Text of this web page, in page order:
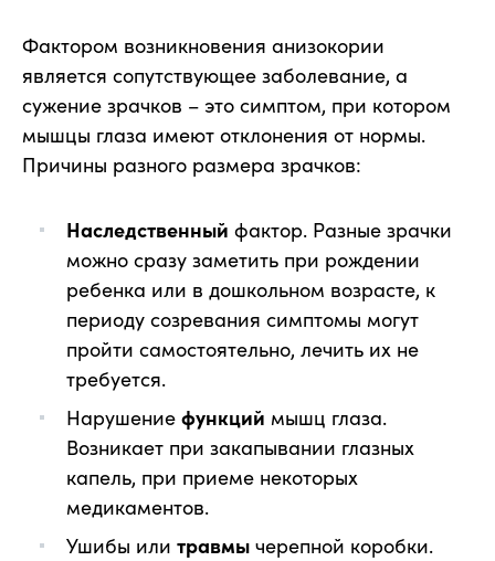
Фактором возникновения анизокории
является сопутствующее заболевание, а
сужение зрачков – это симптом, при котором
мышцы глаза имеют отклонения от нормы.
Причины разного размера зрачков:
Наследственный фактор. Разные зрачки
можно сразу заметить при рождении
ребенка или в дошкольном возрасте, к
периоду созревания симптомы могут
пройти самостоятельно, лечить их не
требуется.
Нарушение функций мышц глаза.
Возникает при закапывании глазных
капель, при приеме некоторых
медикаментов.
Ушибы или травмы черепной коробки.